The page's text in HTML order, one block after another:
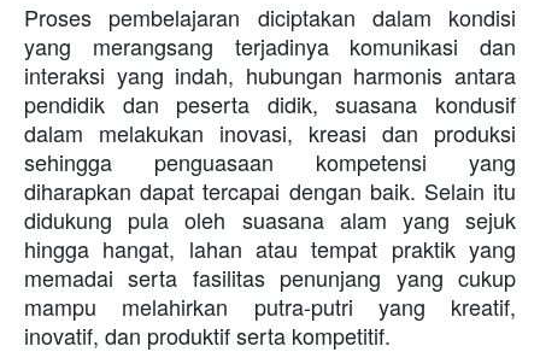
Proses pembelajaran diciptakan dalam kondisi
yang merangsang terjadinya komunikasi dan
interaksi yang indah, hubungan harmonis antara
pendidik dan peserta didik, suasana kondusif
dalam melakukan inovasi, kreasi dan produksi
sehingga penguasaan kompetensi yang
diharapkan dapat tercapai dengan baik. Selain itu
didukung pula oleh suasana alam yang sejuk
hingga hangat, lahan atau tempat praktik yang
memadai serta fasilitas penunjang yang cukup
mampu melahirkan putra-putri yang kreatif,
inovatif, dan produktif serta kompetitif.